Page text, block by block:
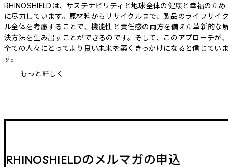
RHINOSHIELDは、サステナビリティと地球全体の健康と幸福のため
に尽力しています。原材料からリサイクルまで、製品のライフサイ
ル全体を考慮することで、機能性と責任感の両方を備えた革新的な
決方法を生み出すことができるのです。そして、このアプローチが
全ての人々にとってより良い未来を築くきっかけになると信じてい
す。
もっと詳しく
RHINOSHIELDのメルマガの申込